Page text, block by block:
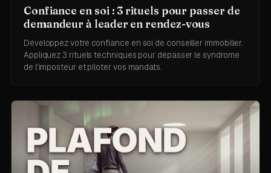
Confiance en soi : 3 rituels pour passer de
demandeur à leader en rendez-vous
Développez votre confiance en soi de conseiller immobilier.
Appliquez 3 rituels techniques pour dépasser le syndrome
de l'imposteur et piloter vos mandats.